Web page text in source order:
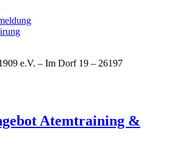
e.V. – Im Dorf 19 – 26197
Atemtraining &